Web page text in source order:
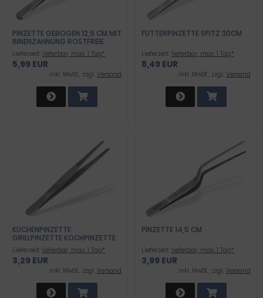
PINZETTE GEBOGEN 12,5 CM MIT
INNENZAHNUNG ROSTFREIE
PINCETTE AUS EDELSTAHL
Lieferzeit: lieferbar, max. 1 Tag*
5,99 EUR
inkl .MwSt., zzgl. Versand
FUTTERPINZETTE SPITZ 30CM
Lieferzeit: lieferbar, max. 1 Tag*
8,49 EUR
inkl .MwSt., zzgl. Versand
KÜCHENPINZETTE
GRILLPINZETTE KOCHPINZETTE
GERADE 9 CM
Lieferzeit: lieferbar, max. 1 Tag*
3,29 EUR
inkl .MwSt., zzgl. Versand
PINZETTE 14,5 CM
Lieferzeit: lieferbar, max. 1 Tag*
3,99 EUR
inkl .MwSt., zzgl. Versand